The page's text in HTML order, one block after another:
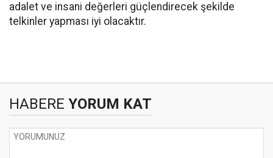
adalet ve insani değerleri güçlendirecek şekilde
telkinler yapması iyi olacaktır.
HABERE YORUM KAT